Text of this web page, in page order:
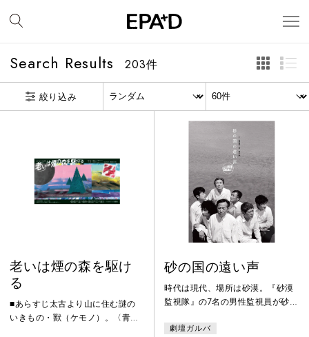
Search Results 203件
絞り込み
老いは煙の森を駆け
る
■あらすじ太古より山に住む謎の
いきもの・獸（ケモノ）。〈青い
砂の国の遠い声
時代は現代、場所は砂漠。『砂漠
監視隊』の7名の男性監視員が砂を
る。他には何も起こらない。そん
劇壇ガルバ